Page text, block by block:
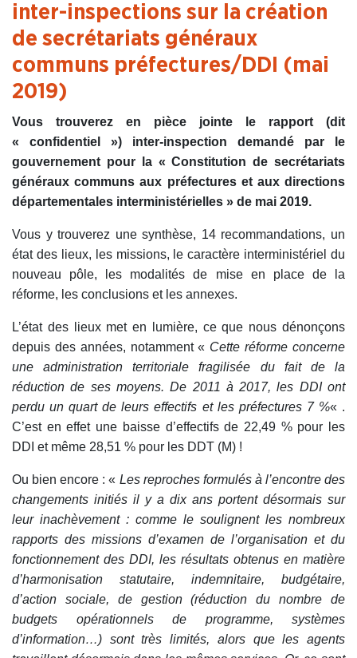
inter-inspections sur la création
de secrétariats généraux
communs préfectures/DDI (mai
2019)
Vous trouverez en pièce jointe le rapport (dit
« confidentiel ») inter-inspection demandé par le
gouvernement pour la « Constitution de secrétariats
généraux communs aux préfectures et aux directions
départementales interministérielles » de mai 2019.
Vous y trouverez une synthèse, 14 recommandations, un
état des lieux, les missions, le caractère interministériel du
nouveau pôle, les modalités de mise en place de la
réforme, les conclusions et les annexes.
L’état des lieux met en lumière, ce que nous dénonçons
depuis des années, notamment « Cette réforme concerne
une administration territoriale fragilisée du fait de la
réduction de ses moyens. De 2011 à 2017, les DDI ont
perdu un quart de leurs effectifs et les préfectures 7 %« .
C’est en effet une baisse d’effectifs de 22,49 % pour les
DDI et même 28,51 % pour les DDT (M) !
Ou bien encore : « Les reproches formulés à l’encontre des
changements initiés il y a dix ans portent désormais sur
leur inachèvement : comme le soulignent les nombreux
rapports des missions d’examen de l’organisation et du
fonctionnement des DDI, les résultats obtenus en matière
d’harmonisation statutaire, indemnitaire, budgétaire,
d’action sociale, de gestion (réduction du nombre de
budgets opérationnels de programme, systèmes
d’information…) sont très limités, alors que les agents